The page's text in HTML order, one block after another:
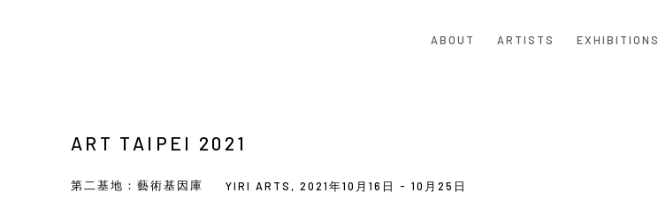
ABOUT ARTISTS EXHIBITIONS
ART TAIPEI 2021
第二基地：藝術基因庫 YIRI ARTS, 2021年10月16日 - 10月25日